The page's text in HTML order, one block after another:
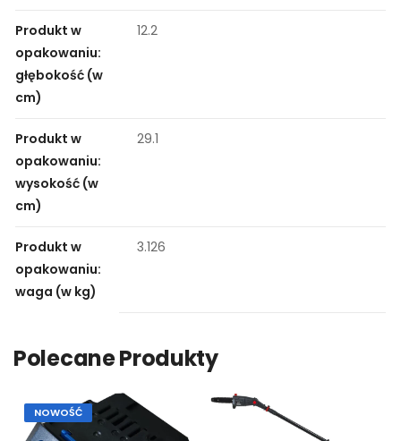
Produkt w
opakowaniu:
głębokość (w
cm)
12.2
Produkt w
opakowaniu:
wysokość (w
cm)
29.1
Produkt w
opakowaniu:
waga (w kg)
3.126
Polecane Produkty
NOWOŚĆ